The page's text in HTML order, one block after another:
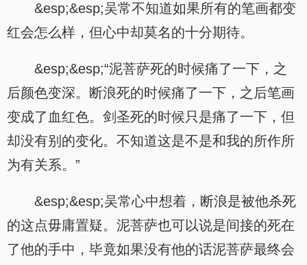
&esp;&esp;吴常不知道如果所有的笔画都变
红会怎么样，但心中却莫名的十分期待。
&esp;&esp;“泥菩萨死的时候痛了一下，之
后颜色变深。断浪死的时候痛了一下，之后笔画
变成了血红色。剑圣死的时候只是痛了一下，但
却没有别的变化。不知道这是不是和我的所作所
为有关系。”
&esp;&esp;吴常心中想着，断浪是被他杀死
的这点毋庸置疑。泥菩萨也可以说是间接的死在
了他的手中，毕竟如果没有他的话泥菩萨最终会